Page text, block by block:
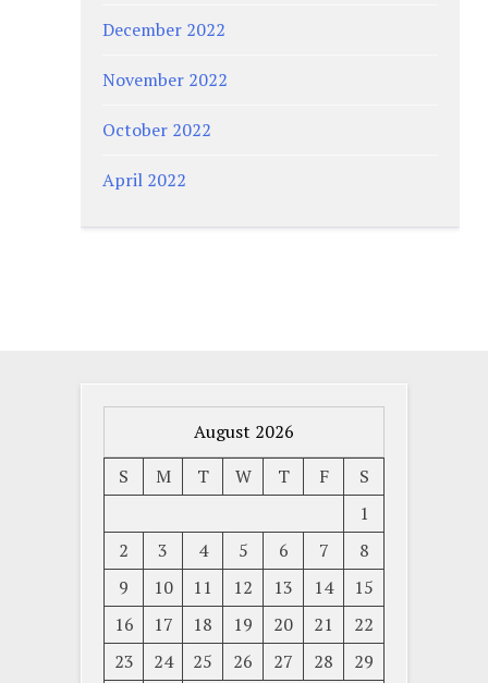
December 2022
November 2022
October 2022
April 2022
August 2026
S
M T W T F
S
1
2
3 4 5 6 7
8
9
10 11 12 13 14
15
16
17 18 19 20 21
22
23
24 25 26 27 28 29